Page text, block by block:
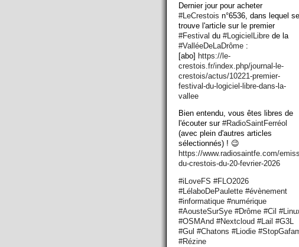
Dernier jour pour acheter
#LeCrestois n°6536, dans lequel se
trouve l'article sur le premier
#Festival du #LogicielLibre de la
#ValléeDeLaDrôme :
[abo] https://le-
crestois.fr/index.php/journal-le-
crestois/actus/10221-premier-
festival-du-logiciel-libre-dans-la-
vallee
Bien entendu, vous êtes libres de
l'écouter sur #RadioSaintFerréol
(avec plein d'autres articles
sélectionnés) ! 😉
https://www.radiosaintfe.com/
du-crestois-du-20-fevrier-2026
#iLoveFS #FLO2026
#LélaboDePaulette #évènement
#informatique #numérique
#AousteSurSye #Drôme #Cil #
#OSMAnd #Nextcloud #Lail #G3L
#Gul #Chatons #Liodie #
#Rézine